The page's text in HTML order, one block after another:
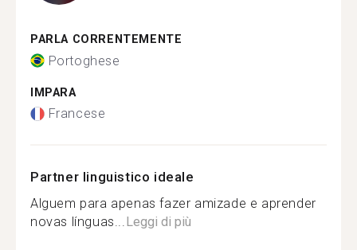
PARLA CORRENTEMENTE
Portoghese
IMPARA
Francese
Partner linguistico ideale
Alguem para apenas fazer amizade e aprender
novas línguas...Leggi di più